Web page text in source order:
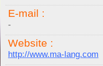
E-mail :
-
Website :
http://www.ma-lang.com